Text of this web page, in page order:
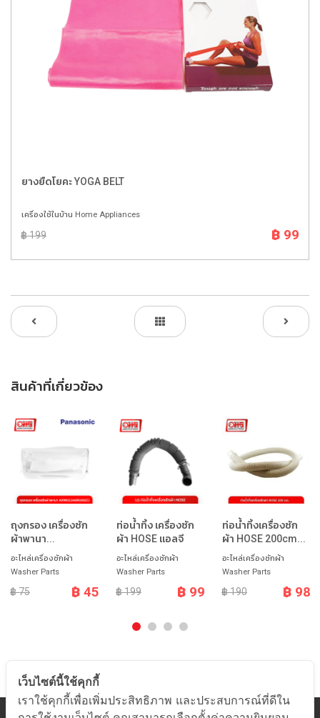
ยางยืดโยคะ YOGA BELT
เครื่องใช้ในบ้าน Home Appliances
฿ 199 ฿ 99
สินค้าที่เกี่ยวข้อง
ถุงกรอง เครื่องซัก
ผ้าพานา...
อะไหล่เครื่องซักผ้า
Washer Parts
฿ 75 ฿ 45
ท่อน้ำทิ้ง เครื่องซัก
ผ้า HOSE แอลจี
อะไหล่เครื่องซักผ้า
Washer Parts
฿ 199 ฿ 99
ท่อน้ำทิ้งเครื่องซัก
ผ้า HOSE 200cm...
อะไหล่เครื่องซักผ้า
Washer Parts
฿ 190 ฿ 98
เว็บไซต์นี้ใช้คุกกี้
เราใช้คุกกี้เพื่อเพิ่มประสิทธิภาพ และประสบการณ์ที่ดีใน